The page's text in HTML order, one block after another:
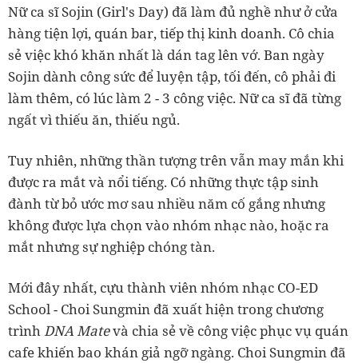
Nữ ca sĩ Sojin (Girl's Day) đã làm đủ nghề như ở cửa
hàng tiện lợi, quán bar, tiếp thị kinh doanh. Cô chia
sẻ việc khó khăn nhất là dán tag lên vớ. Ban ngày
Sojin dành công sức để luyện tập, tối đến, cô phải đi
làm thêm, có lúc làm 2 - 3 công việc. Nữ ca sĩ đã từng
ngất vì thiếu ăn, thiếu ngủ.
Tuy nhiên, những thần tượng trên vẫn may mắn khi
được ra mắt và nổi tiếng. Có những thực tập sinh
đành từ bỏ ước mơ sau nhiều năm cố gắng nhưng
không được lựa chọn vào nhóm nhạc nào, hoặc ra
mắt nhưng sự nghiệp chóng tàn.
Mới đây nhất, cựu thành viên nhóm nhạc CO-ED
School - Choi Sungmin đã xuất hiện trong chương
trìnhDNA Matevà chia sẻ về công việc phục vụ quán
cafe khiến bao khán giả ngỡ ngàng. Choi Sungmin đã